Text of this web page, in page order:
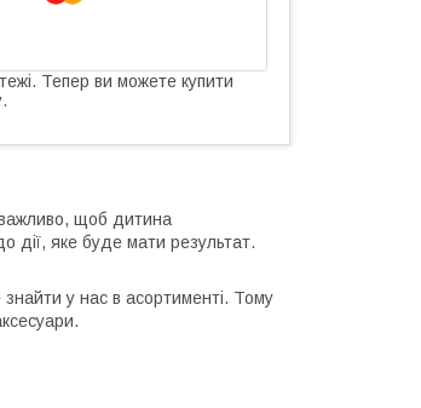
Тепер ви можете купити
важливо, щоб дитина
дії, яке буде мати результат.
у нас в асортименті. Тому